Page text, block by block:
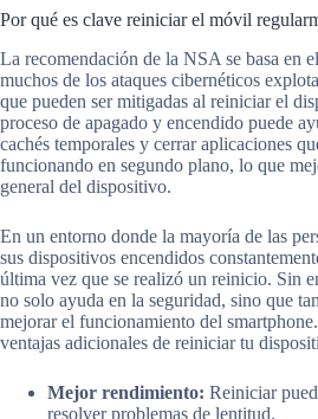
Por qué es clave reiniciar el móvil
La recomendación de la NSA se basa en
muchos de los ataques cibernéticos
que pueden ser mitigadas al reiniciar el
proceso de apagado y encendido puede
cachés temporales y cerrar aplicaciones
funcionando en segundo plano, lo que
general del dispositivo.
En un entorno donde la mayoría de las
sus dispositivos encendidos
última vez que se realizó un reinicio. Sin
no solo ayuda en la seguridad, sino que
mejorar el funcionamiento del
ventajas adicionales de reiniciar tu
Mejor rendimiento: Reiniciar
resolver problemas de lentitud.